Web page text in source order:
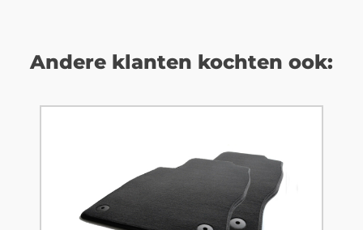
Andere klanten kochten ook: